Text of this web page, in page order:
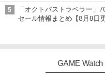
「オクトパストラベラー」
セール情報まとめ【8月8日更
GAME